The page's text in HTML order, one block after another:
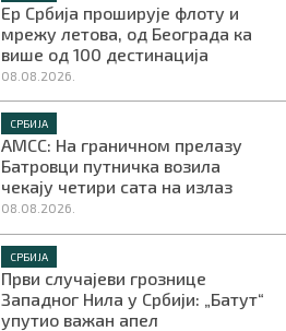
Ер Србија проширује флоту и
мрежу летова, од Београда ка
више од 100 дестинација
08.08.2026.
СРБИЈА
АМСС: На граничном прелазу
Батровци путничка возила
чекају четири сата на излаз
08.08.2026.
СРБИЈА
Први случајеви грознице
Западног Нила у Србији: „Батут“
упутио важан апел